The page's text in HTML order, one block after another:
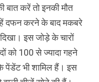
करें तो इनकी मौत
दफन करने के बाद मकबरे
इस जोड़े के चारों
को 100 से ज्यादा गहने
भी शामिल हैं। इस